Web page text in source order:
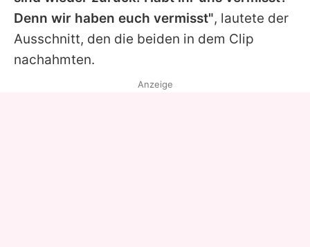
Denn wir haben euch vermisst", lautete der
Ausschnitt, den die beiden in dem Clip
nachahmten.
Anzeige